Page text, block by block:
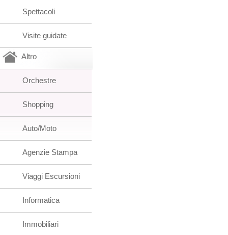
Spettacoli
Visite guidate
Altro
Orchestre
Shopping
Auto/Moto
Agenzie Stampa
Viaggi Escursioni
Informatica
Immobiliari